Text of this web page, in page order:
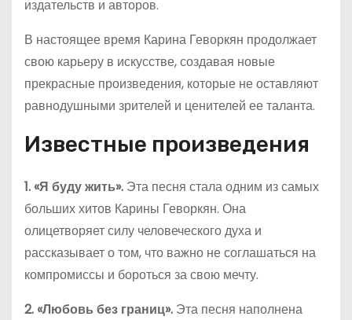
издательств и авторов.
В настоящее время Карина Геворкян продолжает
свою карьеру в искусстве, создавая новые
прекрасные произведения, которые не оставляют
равнодушными зрителей и ценителей ее таланта.
Известные произведения
1. «Я буду жить». Эта песня стала одним из самых
больших хитов Карины Геворкян. Она
олицетворяет силу человеческого духа и
рассказывает о том, что важно не соглашаться на
компромиссы и бороться за свою мечту.
2. «Любовь без границ». Эта песня наполнена